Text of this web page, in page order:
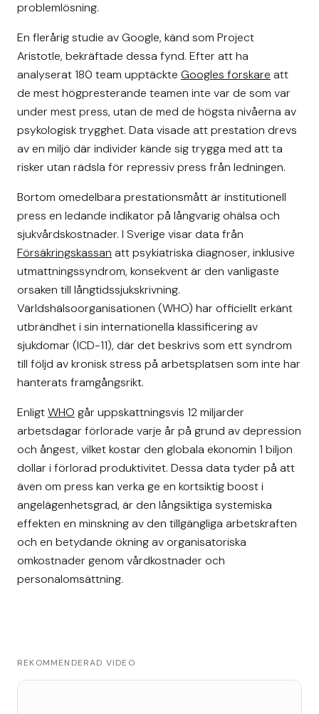
problemlösning.
En flerårig studie av Google, känd som Project
Aristotle, bekräftade dessa fynd. Efter att ha
analyserat 180 team upptäckte Googles forskare att
de mest högpresterande teamen inte var de som var
under mest press, utan de med de högsta nivåerna av
psykologisk trygghet. Data visade att prestation drevs
av en miljö där individer kände sig trygga med att ta
risker utan rädsla för repressiv press från ledningen.
Bortom omedelbara prestationsmått är institutionell
press en ledande indikator på långvarig ohälsa och
sjukvårdskostnader. I Sverige visar data från
Försäkringskassan att psykiatriska diagnoser, inklusive
utmattningssyndrom, konsekvent är den vanligaste
orsaken till långtidssjukskrivning.
Världshälsoorganisationen (WHO) har officiellt erkänt
utbrändhet i sin internationella klassificering av
sjukdomar (ICD-11), där det beskrivs som ett syndrom
till följd av kronisk stress på arbetsplatsen som inte har
hanterats framgångsrikt.
EnligtWHO går uppskattningsvis 12 miljarder
arbetsdagar förlorade varje år på grund av depression
och ångest, vilket kostar den globala ekonomin 1 biljon
dollar i förlorad produktivitet. Dessa data tyder på att
även om press kan verka ge en kortsiktig boost i
angelägenhetsgrad, är den långsiktiga systemiska
effekten en minskning av den tillgängliga arbetskraften
och en betydande ökning av organisatoriska
omkostnader genom vårdkostnader och
personalomsättning.
REKOMMENDERAD VIDEO